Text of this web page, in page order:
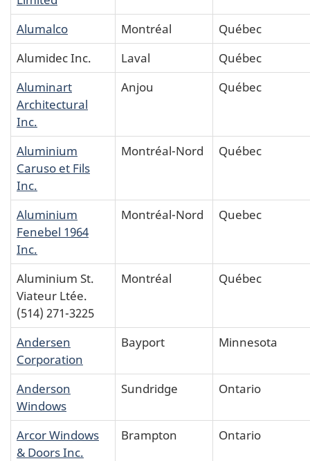
Alumalco
Montréal
Québec
Alumidec Inc.
Laval
Québec
Aluminart
Architectural
Inc.
Anjou Québec
Aluminium
Caruso et Fils
Inc.
Montréal-Nord Québec
Aluminium
Fenebel 1964
Inc.
Montréal-Nord Quebec
Aluminium St.
Viateur Ltée.
(514) 271-3225
Montréal Québec
Andersen
Corporation
Bayport Minnesota
Anderson
Windows
Sundridge Ontario
Arcor Windows
& Doors Inc.
Brampton Ontario